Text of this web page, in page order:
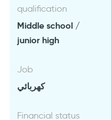
qualification
Middle school /
junior high
Job
كهربائي
Financial status